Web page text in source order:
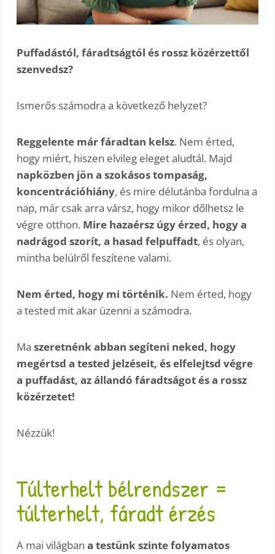
Puffadástól, fáradtságtól és rossz közérzettől
szenvedsz?
Ismerős számodra a következő helyzet?
Reggelente már fáradtan kelsz. Nem érted,
hogy miért, hiszen elvileg eleget aludtál. Majd
napközben jön a szokásos tompaság,
koncentrációhiány, és mire délutánba fordulna a
nap, már csak arra vársz, hogy mikor dőlhetsz le
végre otthon. Mire hazaérsz úgy érzed, hogy a
nadrágod szorít, a hasad felpuffadt, és olyan,
mintha belülről feszítene valami.
Nem érted, hogy mi történik. Nem érted, hogy
a tested mit akar üzenni a számodra.
Maszeretnénk abban segíteni neked, hogy
megértsd a tested jelzéseit, és elfelejtsd végre
a puffadást, az állandó fáradtságot és a rossz
közérzetet!
Nézzük!
Túlterhelt bélrendszer =
túlterhelt, fáradt érzés
A mai világban a testünk szinte folyamatos